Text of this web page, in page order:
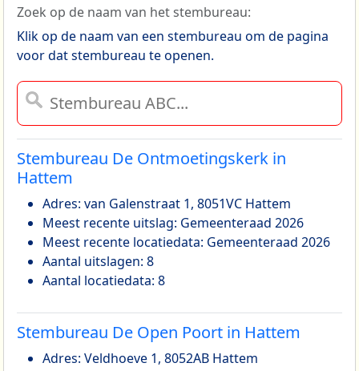
Zoek op de naam van het stembureau:
Klik op de naam van een stembureau om de pagina
voor dat stembureau te openen.
Stembureau De Ontmoetingskerk in
Hattem
Adres: van Galenstraat 1, 8051VC Hattem
Meest recente uitslag: Gemeenteraad 2026
Meest recente locatiedata: Gemeenteraad 2026
Aantal uitslagen: 8
Aantal locatiedata: 8
Stembureau De Open Poort in Hattem
Adres: Veldhoeve 1, 8052AB Hattem